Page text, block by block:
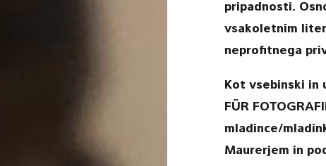
pripadnosti.
vsakoletnim
neprofitnega
Kot vsebinski in
FÜR
mladince/
Maurerjem in